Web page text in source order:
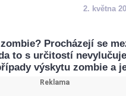
2. května
Procházejí se
to s určitostí
výskytu zombie a